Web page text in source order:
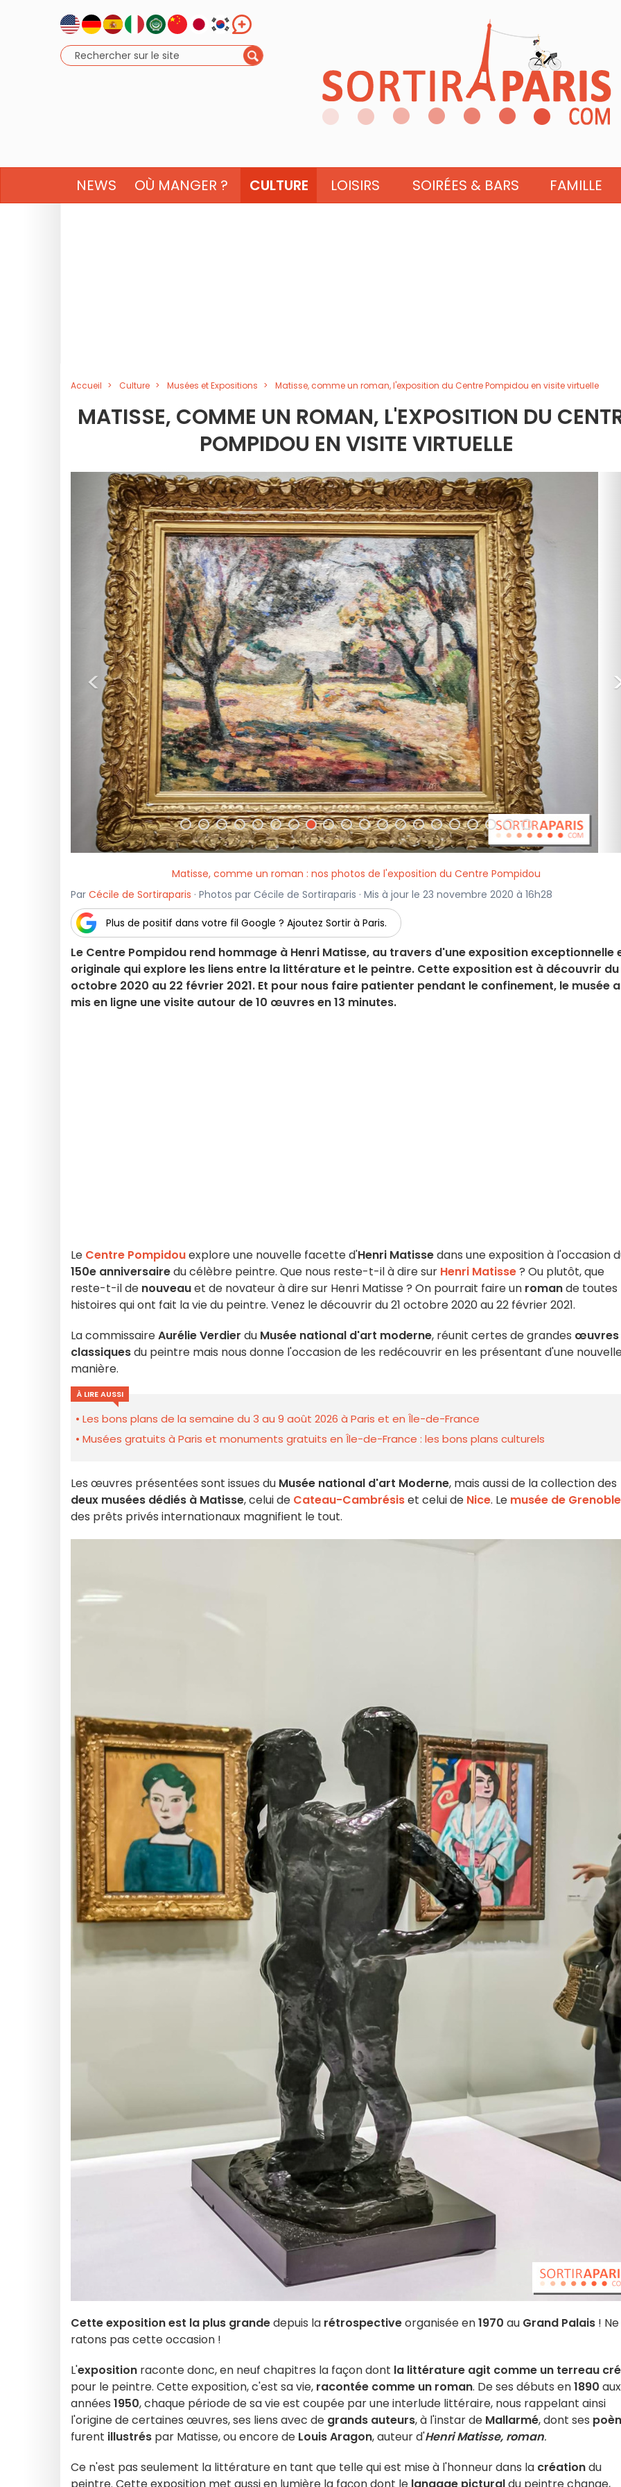
NEWS OÙ MANGER ? CULTURE LOISIRS SOIRÉES & BARS FAMILLE
Accueil Culture Musées et Expositions Matisse, comme un roman, l'exposition du Centre Pompidou en visite virtuelle
MATISSE, COMME UN ROMAN, L'EXPOSITION DU
POMPIDOU EN VISITE VIRTUELLE
<
Matisse, comme un roman : nos photos de l'exposition du Centre Pompidou
Par Cécile de Sortiraparis · Photos par Cécile de Sortiraparis · Mis à jour le 23 novembre 2020 à 16h28
Plus de positif dans votre fil Google ? Ajoutez Sortir à Paris.
Le Centre Pompidou rend hommage à Henri Matisse, au travers d'une exposition exceptionnelle
originale qui explore les liens entre la littérature et le peintre. Cette exposition est à découvrir du
octobre 2020 au 22 février 2021. Et pour nous faire patienter pendant le confinement, le musée a
mis en ligne une visite autour de 10 œuvres en 13 minutes.
Le Centre Pompidouexplore une nouvelle facette d'Henri Matissedans une exposition à l'occasion
150e anniversairedu célèbre peintre. Que nous reste-t-il à dire sur Henri Matisse? Ou plutôt, que
reste-t-il de nouveauet de novateur à dire sur Henri Matisse ? On pourrait faire un romande toutes
histoires qui ont fait la vie du peintre. Venez le découvrir du 21 octobre 2020 au 22 février 2021.
La commissaireAurélie Verdier du Musée national d'art moderne, réunit certes de grandes œuvres
classiquesdu peintre mais nous donne l'occasion de les redécouvrir en les présentant d'une
manière.
À LIRE AUSSI
Les bons plans de la semaine du 3 au 9 août 2026 à Paris et en Île-de-France
Musées gratuits à Paris et monuments gratuits en Île-de-France : les bons plans culturels
Les œuvres présentées sont issues du Musée national d'art Moderne, mais aussi de la collection des
deux musées dédiés à Matisse, celui de Cateau-Cambrésiset celui de Nice. Le musée de Grenoble
des prêts privés internationaux magnifient le tout.
Cette exposition est la plus grandedepuis la rétrospectiveorganisée en1970 au Grand Palais ! Ne
ratons pas cette occasion !
L'exposition raconte donc, en neuf chapitres la façon dont la littérature agit comme un terreau
pour le peintre. Cette exposition, c'est sa vie, racontée comme un roman. De ses débuts en1890 aux
années 1950, chaque période de sa vie est coupée par une interlude littéraire, nous rappelant ainsi
l'origine de certaines œuvres, ses liens avec de grands auteurs, à l'instar de Mallarmé, dont ses
furent illustrés par Matisse, ou encore de Louis Aragon, auteur d'Henri Matisse, roman.
Ce n'est pas seulement la littérature en tant que telle qui est mise à l'honneur dans la créationdu